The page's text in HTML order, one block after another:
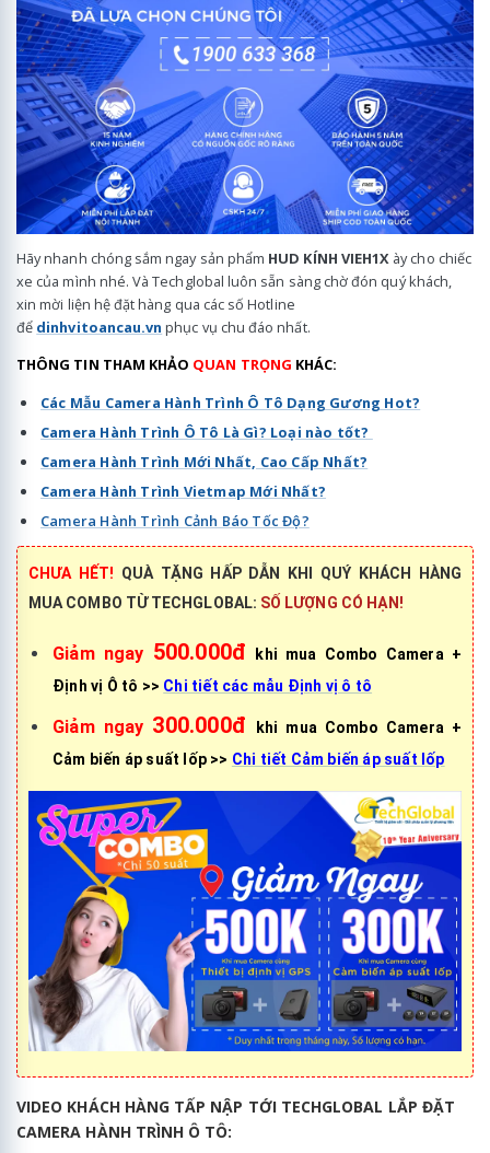
Hãy nhanh chóng sắm ngay sản phẩm HUD KÍNH VIEH1X ày cho chiếc
xe của mình nhé. Và Techglobal luôn sẵn sàng chờ đón quý khách,
xin mời liện hệ đặt hàng qua các số Hotline
để dinhvitoancau.vn phục vụ chu đáo nhất.
THÔNG TIN THAM KHẢO QUAN TRỌNG KHÁC:
Các Mẫu Camera Hành Trình Ô Tô Dạng Gương Hot?
Camera Hành Trình Ô Tô Là Gì? Loại nào tốt?
Camera Hành Trình Mới Nhất, Cao Cấp Nhất?
Camera Hành Trình Vietmap Mới Nhất?
Camera Hành Trình Cảnh Báo Tốc Độ?
CHƯA HẾT! QUÀ TẶNG HẤP DẪN KHI QUÝ KHÁCH HÀNG
MUA COMBO TỪ TECHGLOBAL: SỐ LƯỢNG CÓ HẠN!
Giảm ngay 500.000đ
khi mua Combo Camera +
Định vị Ô tô >> Chi tiết các mẫu Định vị ô tô
Giảm ngay 300.000đ
khi mua Combo Camera +
Cảm biến áp suất lốp >> Chi tiết Cảm biến áp suất lốp
VIDEO KHÁCH HÀNG TẤP NẬP TỚI TECHGLOBAL LẮP ĐẶT
CAMERA HÀNH TRÌNH Ô TÔ: